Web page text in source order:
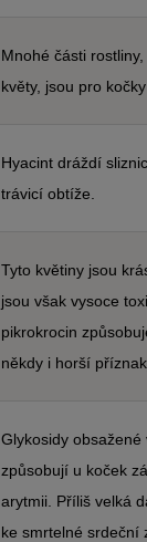
Mnohé části
květy, jsou pro
Hyacint dráždí
trávicí obtíže.
Tyto květiny jsou
jsou však vysoce
pikrokrocin
někdy i horší
Glykosidy
způsobují u koček
arytmii. Příliš velká
ke smrtelné srdeční